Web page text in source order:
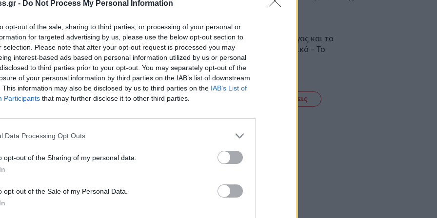
- Do Not Process My Personal Information
opt-out of the sale, sharing to third parties, or processing of your personal or
for targeted advertising by us, please use the below opt-out section to
selection. Please note that after your opt-out request is processed you may
interest-based ads based on personal information utilized by us or personal
to third parties prior to your opt-out. You may separately opt-out of the
of your personal information by third parties on the IAB’s list of downstream
This information may also be disclosed by us to third parties on the IAB’s List of
Participants that may further disclose it to other third parties.
Data Processing Opt Outs
opt-out of the Sharing of my personal data.
opt-out of the Sale of my Personal Data.
όταν αναζητάς ειδήσεις στη Google
ως προτιμώμενη πηγή
της Google
Football League
τη νέα σεζόν η Καλαμάτα, μετά την
ΕΠΟ.
συνεδρίασε την Δευτέρα (2/9) και
επιτροπής διοργανώσεων για την άνοδο
του ελληνικού ποδοσφαίρου.
την καθημερινότητα
Μυστράς: Έλιωσε ο πάγος και το
έγκλημα είναι οικονομικό – Το
ρεπορτάζ έλαβε τέλος!
20:27
Δείτε όλες τις ειδήσεις